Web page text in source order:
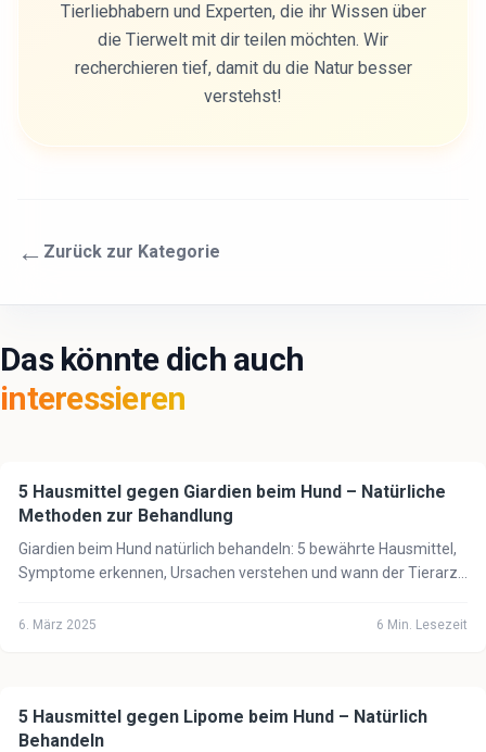
Tierliebhabern und Experten, die ihr Wissen über
die Tierwelt mit dir teilen möchten. Wir
recherchieren tief, damit du die Natur besser
verstehst!
← Zurück zur Kategorie
Das könnte dich auch
interessieren
🐕 Hund
5 Hausmittel gegen Giardien beim Hund – Natürliche
Methoden zur Behandlung
Giardien beim Hund natürlich behandeln: 5 bewährte Hausmittel,
Symptome erkennen, Ursachen verstehen und wann der Tierarzt
6. März 2025 6 Min. Lesezeit
🐕 Hund
5 Hausmittel gegen Lipome beim Hund – Natürlich
Behandeln